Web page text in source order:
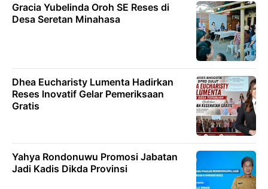
Gracia Yubelinda Oroh SE Reses di
Desa Seretan Minahasa
Dhea Eucharisty Lumenta Hadirkan
Reses lnovatif Gelar Pemeriksaan
Gratis
Yahya Rondonuwu Promosi Jabatan
Jadi Kadis Dikda Provinsi